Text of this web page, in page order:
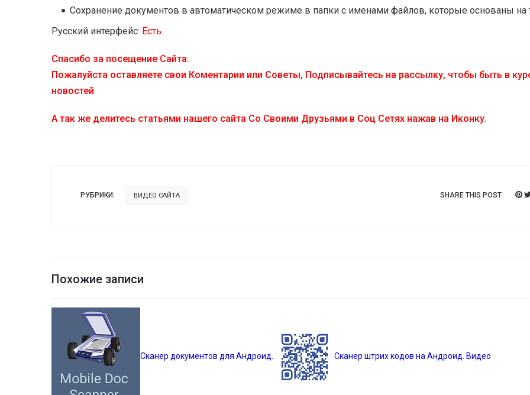
Сохранение документов в автоматическом режиме в папки с именами файлов, которые основаны на
Русский интерфейс: Есть.
Спасибо за посещение Сайта.
Пожалуйста оставляете свои Коментарии или Советы, Подписывайтесь на рассылку, чтобы быть в
новостей
А так же делитесь статьями нашего сайта Со Своими Друзьями в Соц Сетях нажав на Иконку.
РУБРИКИ: ВИДЕО САЙТА SHARE THIS POST
Похожие записи
Сканер документов для Андроид. Сканер штрих кодов на Андроид. Видео